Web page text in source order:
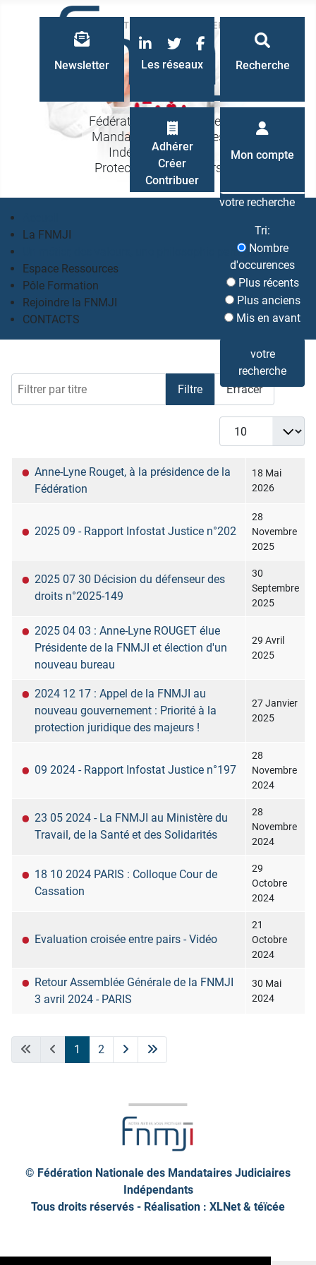
Fédération Nationale des
Mandataires Judiciaires
Indépendants à la
Protection des Majeurs
La FNMJI
Un métier, des valeurs, une philosophie partagés
Espace Ressources
Pôle Formation
Rejoindre la FNMJI
CONTACTS
Recherche
Recherche
votre recherche
Tri:
Nombre
d'occurences
Plus récents
Plus anciens
Mis en avant
votre
recherche
Les réseaux
LinkedInTwitterFacebook
Newsletter
Mon compte
Adhérer
Créer
Contribuer
Filtre Effacer
Afficher #
Titre Date de modification
Anne-Lyne Rouget, à la présidence de la
Fédération
18 Mai
2026
2025 09 - Rapport Infostat Justice n°202
28
Novembre
2025
2025 07 30 Décision du défenseur des
droits n°2025-149
30
Septembre
2025
2025 04 03 : Anne-Lyne ROUGET élue
Présidente de la FNMJI et élection d'un
nouveau bureau
29 Avril
2025
2024 12 17 : Appel de la FNMJI au
nouveau gouvernement : Priorité à la
protection juridique des majeurs !
27 Janvier
2025
09 2024 - Rapport Infostat Justice n°197
28
Novembre
2024
23 05 2024 - La FNMJI au Ministère du
Travail, de la Santé et des Solidarités
28
Novembre
2024
18 10 2024 PARIS : Colloque Cour de
Cassation
29
Octobre
2024
Evaluation croisée entre pairs - Vidéo
21
Octobre
2024
Retour Assemblée Générale de la FNMJI
3 avril 2024 - PARIS
30 Mai
2024
1 2
© Fédération Nationale des Mandataires Judiciaires
Indépendants
Tous droits réservés - Réalisation : XLNet & téïcée